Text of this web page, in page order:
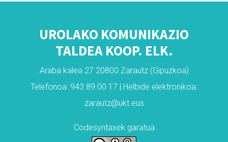
UROLAKO KOMUNIKAZIO
TALDEA KOOP. ELK.
Araba kalea 27 20800 Zarautz (Gipuzkoa)
Telefonoa: 943 89 00 17 | Helbide elektronikoa:
zarautz@ukt.eus
Codesyntaxek garatua